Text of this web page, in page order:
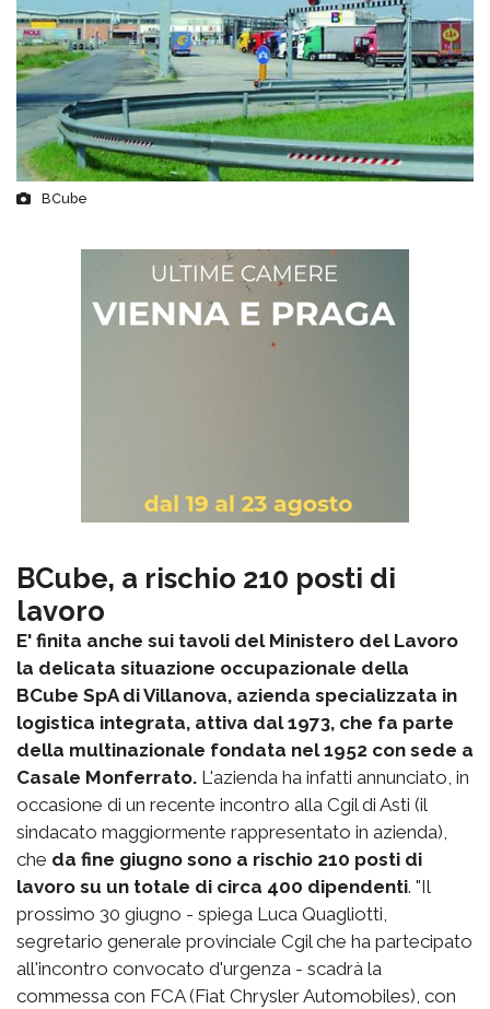
BCube
BCube, a rischio 210 posti di
lavoro
E' finita anche sui tavoli del Ministero del Lavoro
la delicata situazione occupazionale della
BCube SpA di Villanova, azienda specializzata in
logistica integrata, attiva dal 1973, che fa parte
della multinazionale fondata nel 1952 con sede a
Casale Monferrato. L'azienda ha infatti annunciato, in
occasione di un recente incontro alla Cgil di Asti (il
sindacato maggiormente rappresentato in azienda),
che da fine giugno sono a rischio 210 posti di
lavoro su un totale di circa 400 dipendenti. "Il
prossimo 30 giugno - spiega Luca Quagliotti,
segretario generale provinciale Cgil che ha partecipato
all'incontro convocato d'urgenza - scadrà la
commessa con FCA (Fiat Chrysler Automobiles), con